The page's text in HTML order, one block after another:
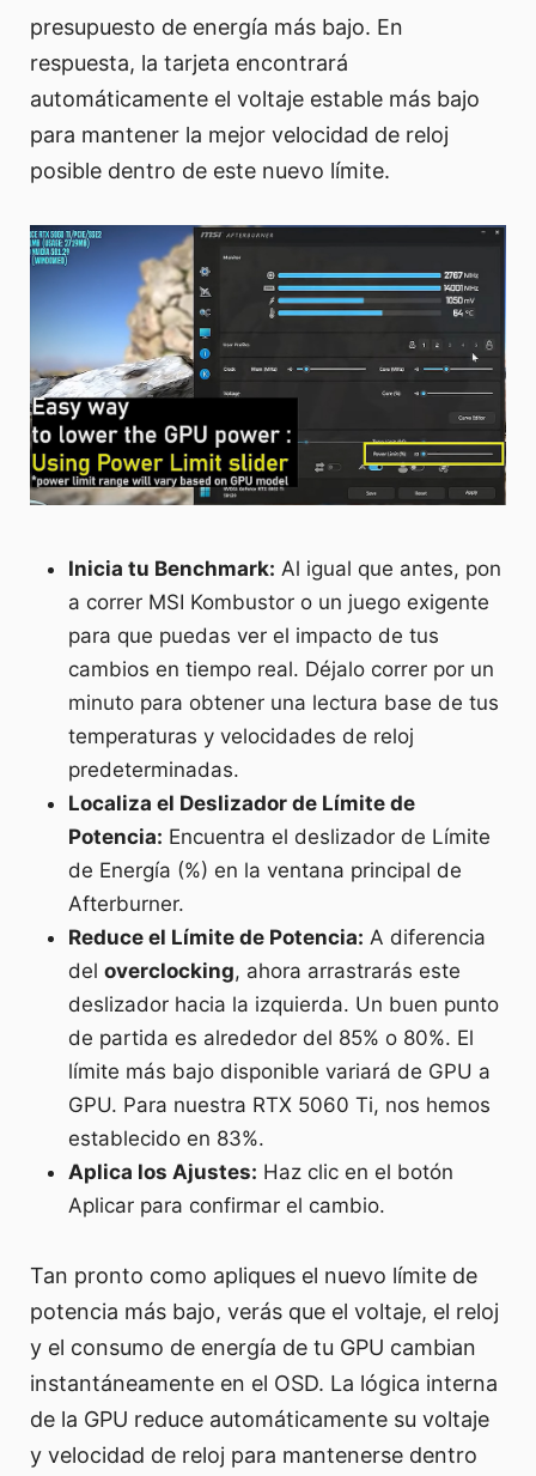
presupuesto de energía más bajo. En
respuesta, la tarjeta encontrará
automáticamente el voltaje estable más bajo
para mantener la mejor velocidad de reloj
posible dentro de este nuevo límite.
Inicia tu Benchmark: Al igual que antes, pon
a correr MSI Kombustor o un juego exigente
para que puedas ver el impacto de tus
cambios en tiempo real. Déjalo correr por un
minuto para obtener una lectura base de tus
temperaturas y velocidades de reloj
predeterminadas.
Localiza el Deslizador de Límite de
Potencia: Encuentra el deslizador de Límite
de Energía (%) en la ventana principal de
Afterburner.
Reduce el Límite de Potencia: A diferencia
deloverclocking, ahora arrastrarás este
deslizador hacia la izquierda. Un buen punto
de partida es alrededor del 85% o 80%. El
límite más bajo disponible variará de GPU a
GPU. Para nuestra RTX 5060 Ti, nos hemos
establecido en 83%.
Aplica los Ajustes: Haz clic en el botón
Aplicar para confirmar el cambio.
Tan pronto como apliques el nuevo límite de
potencia más bajo, verás que el voltaje, el reloj
y el consumo de energía de tu GPU cambian
instantáneamente en el OSD. La lógica interna
de la GPU reduce automáticamente su voltaje
y velocidad de reloj para mantenerse dentro